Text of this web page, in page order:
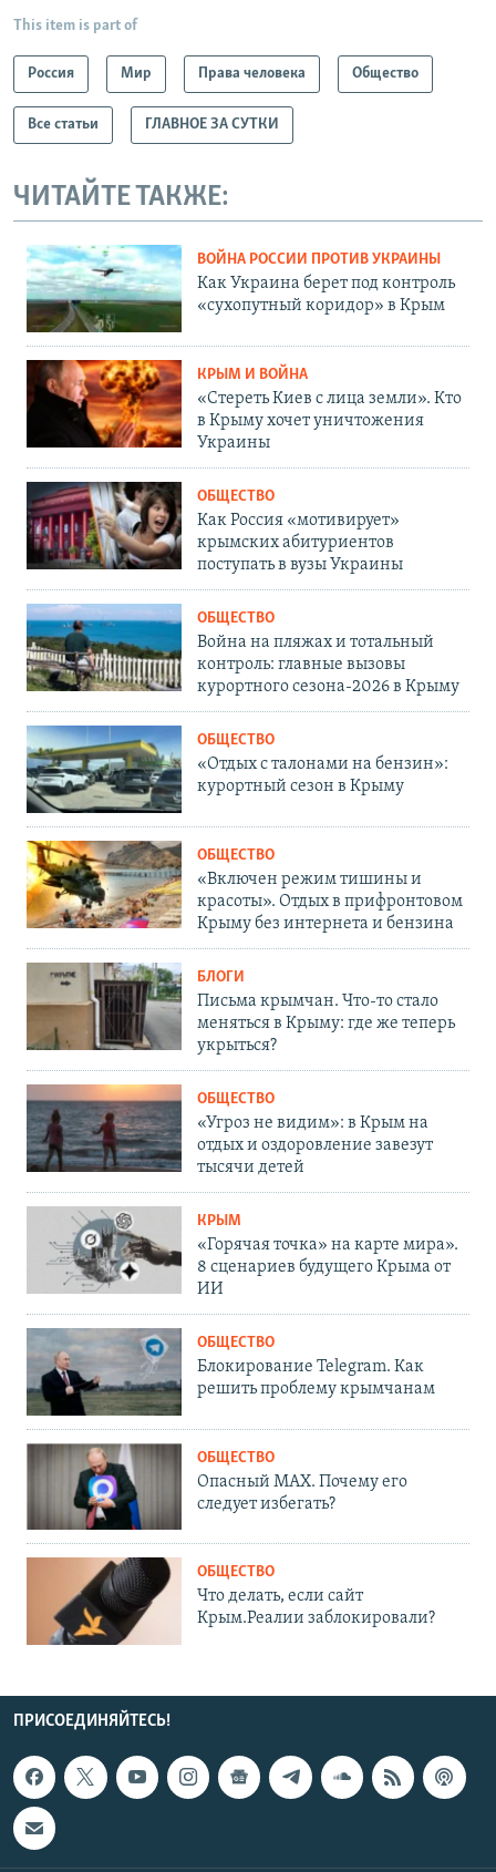
This item is part of
Россия Мир Права человека Общество
Все статьи ГЛАВНОЕ ЗА СУТКИ
ЧИТАЙТЕ ТАКЖЕ:
ВОЙНА РОССИИ ПРОТИВ УКРАИНЫ
Как Украина берет под контроль
«сухопутный коридор» в Крым
КРЫМ И ВОЙНА
«Стереть Киев с лица земли». Кто
в Крыму хочет уничтожения
Украины
ОБЩЕСТВО
Как Россия «мотивирует»
крымских абитуриентов
поступать в вузы Украины
ОБЩЕСТВО
Война на пляжах и тотальный
контроль: главные вызовы
курортного сезона-2026 в Крыму
ОБЩЕСТВО
«Отдых с талонами на бензин»:
курортный сезон в Крыму
ОБЩЕСТВО
«Включен режим тишины и
красоты». Отдых в прифронтовом
Крыму без интернета и бензина
БЛОГИ
Письма крымчан. Что-то стало
меняться в Крыму: где же теперь
укрыться?
ОБЩЕСТВО
«Угроз не видим»: в Крым на
отдых и оздоровление завезут
тысячи детей
КРЫМ
«Горячая точка» на карте мира».
8 сценариев будущего Крыма от
ИИ
ОБЩЕСТВО
Блокирование Telegram. Как
решить проблему крымчанам
ОБЩЕСТВО
Опасный MAX. Почему его
следует избегать?
ОБЩЕСТВО
Что делать, если сайт
Крым.Реалии заблокировали?
ПРИСОЕДИНЯЙТЕСЬ!